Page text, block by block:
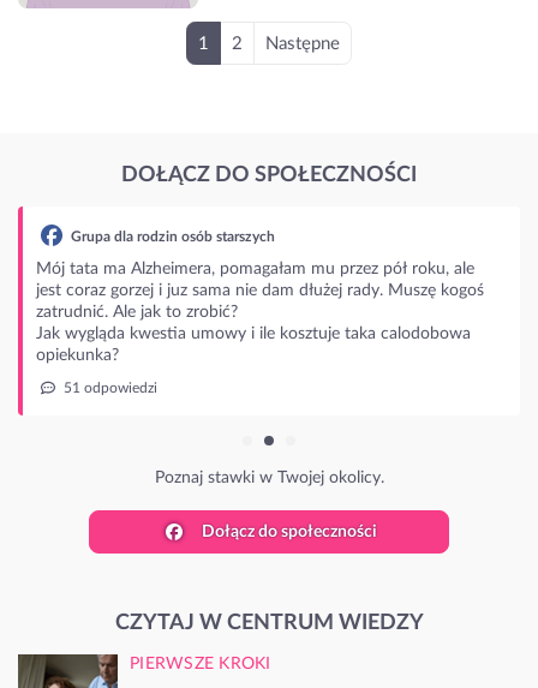
1 2 Następne
DOŁĄCZ DO SPOŁECZNOŚCI
Grupa dla rodzin osób starszych
Mój tata ma Alzheimera, pomagałam mu przez pół roku, ale
jest coraz gorzej i juz sama nie dam dłużej rady. Muszę kogoś
zatrudnić. Ale jak to zrobić?
Jak wygląda kwestia umowy i ile kosztuje taka calodobowa
opiekunka?
51 odpowiedzi
Poznaj stawki w Twojej okolicy.
Dołącz do społeczności
CZYTAJ W CENTRUM WIEDZY
PIERWSZE KROKI